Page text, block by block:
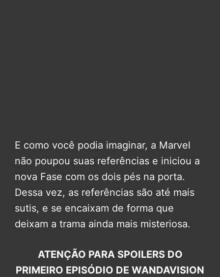
E como você podia imaginar, a Marvel
não poupou suas referências e iniciou a
nova Fase com os dois pés na porta.
Dessa vez, as referências são até mais
sutis, e se encaixam de forma que
deixam a trama ainda mais misteriosa.
ATENÇÃO PARA SPOILERS DO
PRIMEIRO EPISÓDIO DE WANDAVISION